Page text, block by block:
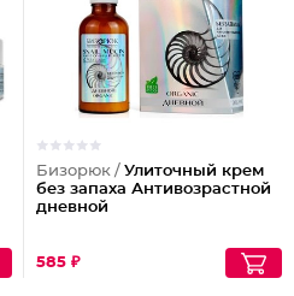
Бизорюк / Улиточный крем
без запаха Антивозрастной
дневной
585 ₽